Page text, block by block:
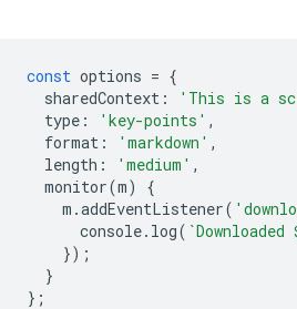
const options = {
sharedContext : 'This is a
type : 'key-points' ,
format : 'markdown' ,
length : 'medium' ,
monitor(m)
{
m .addEventListener(
console. log( `Downloaded
});
}
};